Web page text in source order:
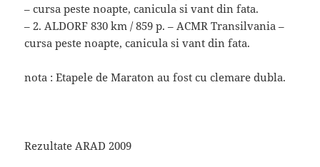
– cursa peste noapte, canicula si vant din fata.
– 2. ALDORF 830 km / 859 p. – ACMR Transilvania –
cursa peste noapte, canicula si vant din fata.
nota : Etapele de Maraton au fost cu clemare dubla.
Rezultate ARAD 2009